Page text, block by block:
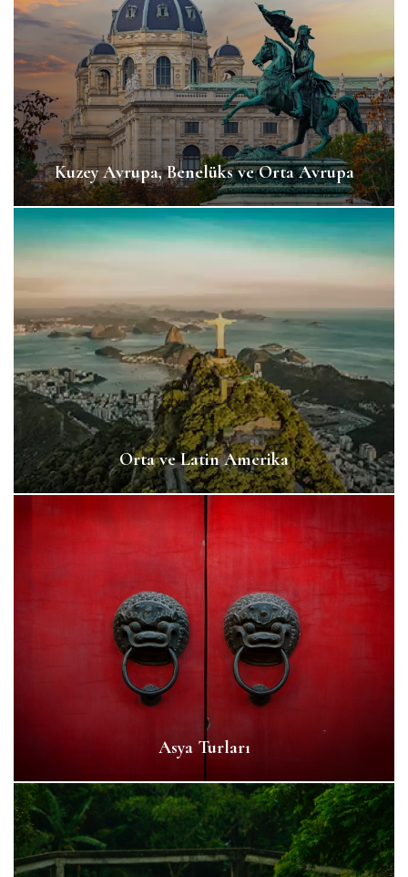
Kuzey Avrupa, Benelüks ve Orta Avrupa
Orta ve Latin Amerika
Asya Turları